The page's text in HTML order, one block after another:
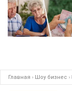
Главная › Шоу бизнес ›